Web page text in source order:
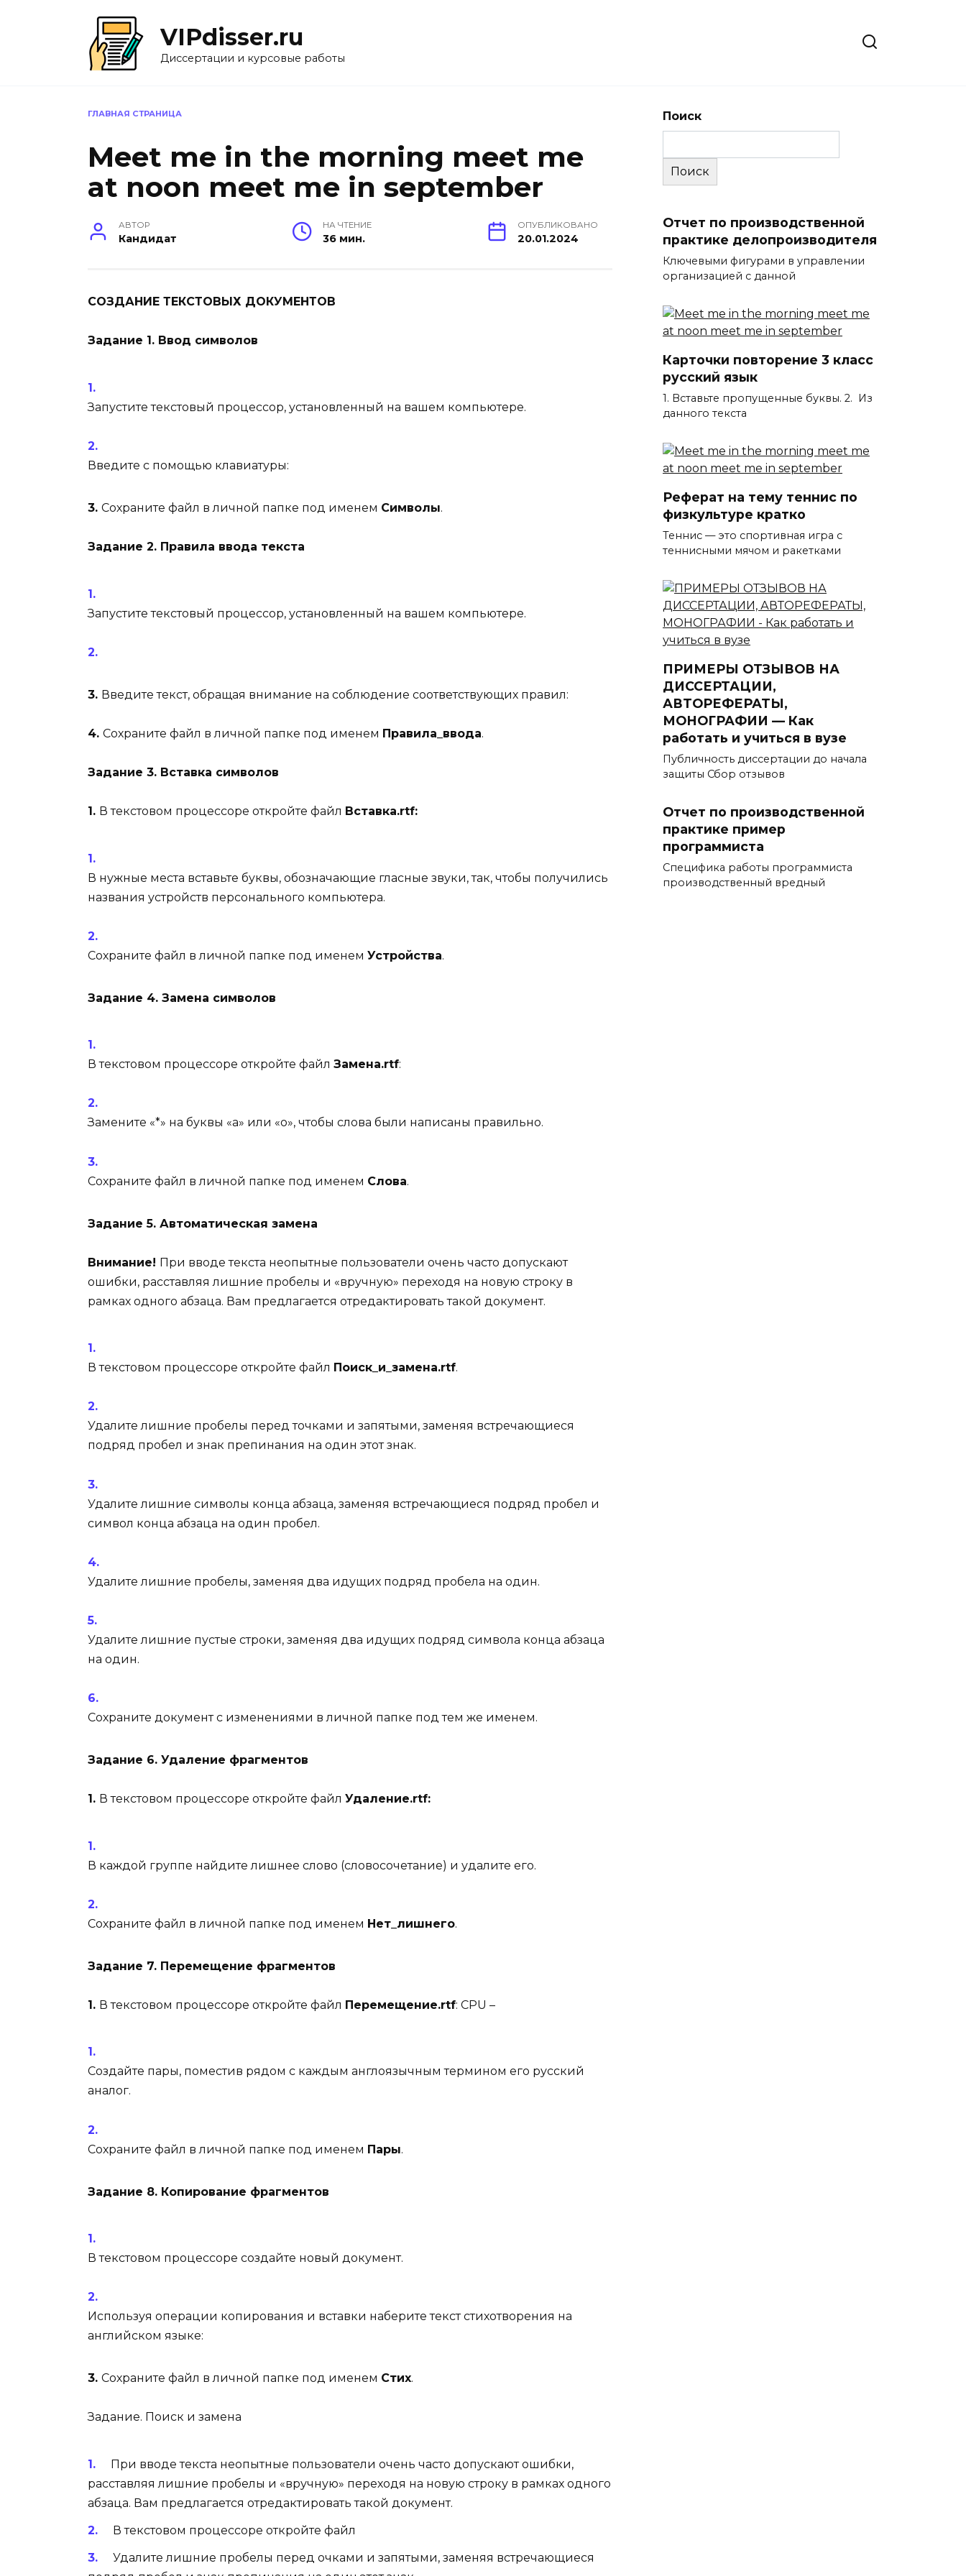
VIPdisser.ru
Диссертации и курсовые работы
ГЛАВНАЯ СТРАНИЦА
Meet me in the morning meet me
at noon meet me in september
АВТОР
Кандидат
НА ЧТЕНИЕ
36 мин.
ОПУБЛИКОВАНО
20.01.2024
СОЗДАНИЕ ТЕКСТОВЫХ ДОКУМЕНТОВ
Задание 1. Ввод символов
Запустите текстовый процессор, установленный на вашем компьютере.
Введите с помощью клавиатуры:
3. Сохраните файл в личной папке под именем Символы.
Задание 2. Правила ввода текста
Запустите текстовый процессор, установленный на вашем компьютере.
3. Введите текст, обращая внимание на соблюдение соответствующих правил:
4. Сохраните файл в личной папке под именем Правила_ввода.
Задание 3. Вставка символов
1. В текстовом процессоре откройте файл Вставка.rtf:
В нужные места вставьте буквы, обозначающие гласные звуки, так, чтобы получились
названия устройств персонального компьютера.
Сохраните файл в личной папке под именем Устройства.
Задание 4. Замена символов
В текстовом процессоре откройте файл Замена.rtf:
Замените «*» на буквы «а» или «о», чтобы слова были написаны правильно.
Сохраните файл в личной папке под именем Слова.
Задание 5. Автоматическая замена
Внимание! При вводе текста неопытные пользователи очень часто допускают
ошибки, расставляя лишние пробелы и «вручную» переходя на новую строку в
рамках одного абзаца. Вам предлагается отредактировать такой документ.
В текстовом процессоре откройте файл Поиск_и_замена.rtf.
Удалите лишние пробелы перед точками и запятыми, заменяя встречающиеся
подряд пробел и знак препинания на один этот знак.
Удалите лишние символы конца абзаца, заменяя встречающиеся подряд пробел и
символ конца абзаца на один пробел.
Удалите лишние пробелы, заменяя два идущих подряд пробела на один.
Удалите лишние пустые строки, заменяя два идущих подряд символа конца абзаца
на один.
Сохраните документ с изменениями в личной папке под тем же именем.
Задание 6. Удаление фрагментов
1. В текстовом процессоре откройте файл Удаление.rtf:
В каждой группе найдите лишнее слово (словосочетание) и удалите его.
Сохраните файл в личной папке под именем Нет_лишнего.
Задание 7. Перемещение фрагментов
1. В текстовом процессоре откройте файл Перемещение.rtf: CPU –
Создайте пары, поместив рядом с каждым англоязычным термином его русский
аналог.
Сохраните файл в личной папке под именем Пары.
Задание 8. Копирование фрагментов
В текстовом процессоре создайте новый документ.
Используя операции копирования и вставки наберите текст стихотворения на
английском языке:
3. Сохраните файл в личной папке под именем Стих.
Задание. Поиск и замена
При вводе текста неопытные пользователи очень часто допускают ошибки,
расставляя лишние пробелы и «вручную» переходя на новую строку в рамках одного
абзаца. Вам предлагается отредактировать такой документ.
В текстовом процессоре откройте файл
Удалите лишние пробелы перед очками и запятыми, заменяя встречающиеся
Поиск
Поиск
Отчет по производственной
практике делопроизводителя
Ключевыми фигурами в управлении
организацией с данной
Карточки повторение 3 класс
русский язык
1. Вставьте пропущенные буквы. 2. Из
данного текста
Реферат на тему теннис по
физкультуре кратко
Теннис — это спортивная игра с
теннисными мячом и ракетками
ПРИМЕРЫ ОТЗЫВОВ НА
ДИССЕРТАЦИИ,
АВТОРЕФЕРАТЫ,
МОНОГРАФИИ — Как
работать и учиться в вузе
Публичность диссертации до начала
защиты Сбор отзывов
Отчет по производственной
практике пример
программиста
Специфика работы программиста
производственный вредный